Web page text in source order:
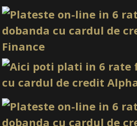
.
Rezistență
intens
Aplicat corect și sigilat cu un
top coat de finisare cu luciu
profesională
Ultra Shine Top Coat non wipe
lungă durată